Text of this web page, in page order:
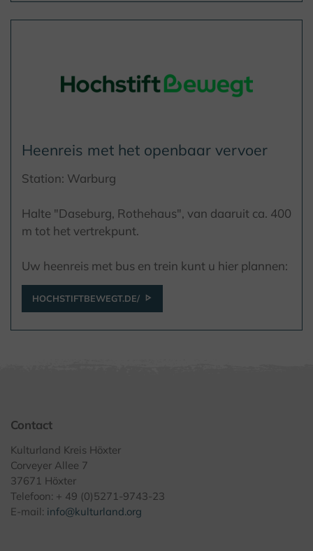
Heenreis met het openbaar vervoer
Station: Warburg
Halte "Daseburg, Rothehaus", van daaruit ca. 400
m tot het vertrekpunt.
Uw heenreis met bus en trein kunt u hier plannen:
HOCHSTIFTBEWEGT.DE/
Contact
Kulturland Kreis Höxter
Corveyer Allee 7
37671 Höxter
Telefoon: + 49 (0)5271-9743-23
E-mail: info@kulturland.org